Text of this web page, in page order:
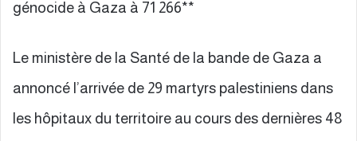
génocide à Gaza à 71 266**
Le ministère de la Santé de la bande de Gaza a
annoncé l’arrivée de 29 martyrs palestiniens dans
les hôpitaux du territoire au cours des dernières 48